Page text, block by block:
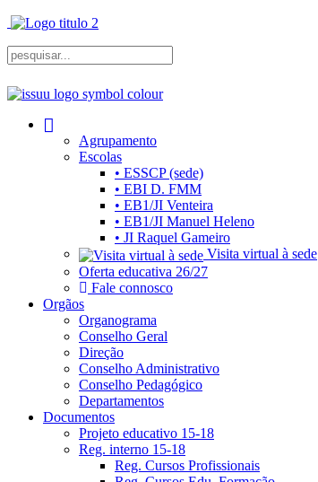
Agrupamento
Escolas
• ESSCP (sede)
• EBI D. FMM
• EB1/JI Venteira
• EB1/JI Manuel Heleno
• JI Raquel Gameiro
Visita virtual à sede
Oferta educativa 26/27
Fale connosco
Orgãos
Organograma
Conselho Geral
Direção
Conselho Administrativo
Conselho Pedagógico
Departamentos
Documentos
Projeto educativo 15-18
Reg. interno 15-18
Reg. Cursos Profissionais